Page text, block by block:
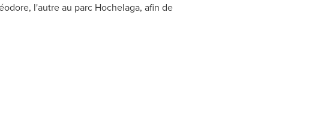
l'autre au parc Hochelaga, afin de